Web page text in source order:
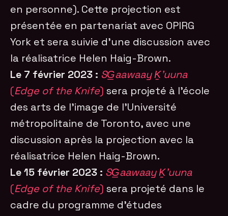
en personne). Cette projection est
présentée en partenariat avec OPIRG
York et sera suivie d’une discussion avec
la réalisatrice Helen Haig-Brown.
Le 7 février 2023 : SG̲aawaay Ḵ’uuna
(Edge of the Knife) sera projeté à l’école
des arts de l’image de l’Université
métropolitaine de Toronto, avec une
discussion après la projection avec la
réalisatrice Helen Haig-Brown.
Le 15 février 2023 : SG̲aawaay Ḵ’uuna
(Edge of the Knife) sera projeté dans le
cadre du programme d’études